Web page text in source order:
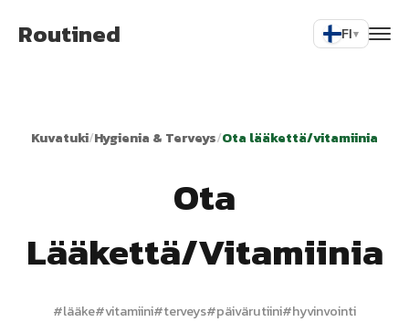
Routined FI▾
Kuvatuki/Hygienia & Terveys/Ota lääkettä/vitamiinia
Ota
Lääkettä/vitamiinia
#lääke#vitamiini#terveys#päivärutiini#hyvinvointi